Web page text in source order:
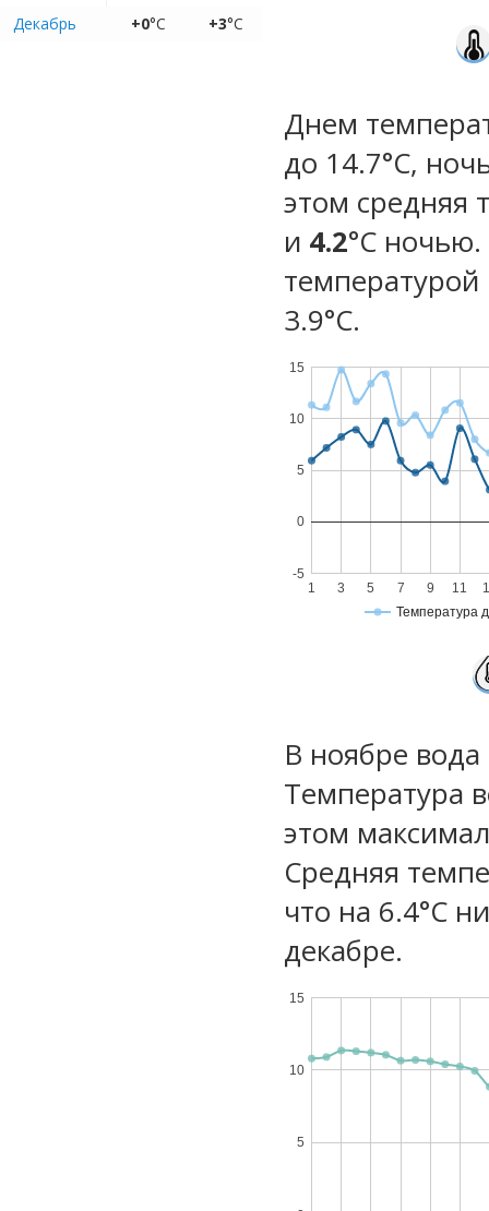
Декабрь
+0°C +3°C
Днем
до 14.7°C,
этом средняя
и 4.2°C
температурой
3.9°С.
Температура
1 3 5 7 9 11
-5
0
5
10
15
В ноябре
Температура
этом
Средняя
что на 6.4°C
декабре.
5
10
15